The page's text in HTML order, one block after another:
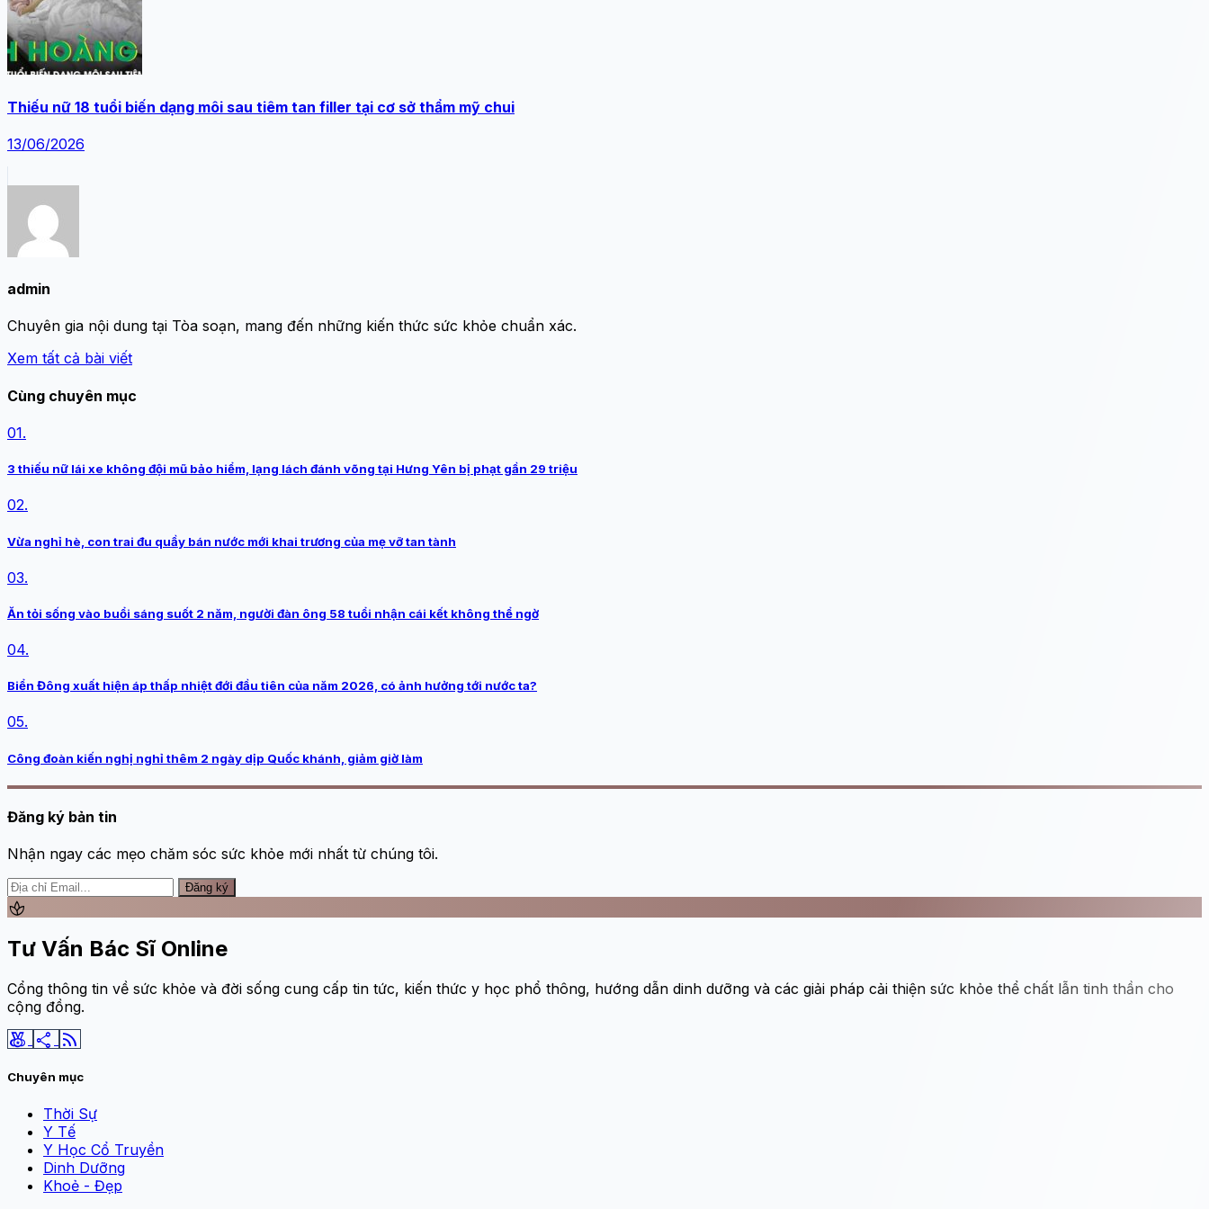
Thiếu nữ 18 tuổi biến dạng môi sau tiêm tan filler tại cơ sở thẩm mỹ chui
13/06/2026
admin
Chuyên gia nội dung tại Tòa soạn, mang đến những kiến thức sức khỏe chuẩn xác.
Xem tất cả bài viết
Cùng chuyên mục
01.
3 thiếu nữ lái xe không đội mũ bảo hiểm, lạng lách đánh võng tại Hưng Yên bị phạt gần 29 triệu
02.
Vừa nghỉ hè, con trai đu quầy bán nước mới khai trương của mẹ vỡ tan tành
03.
Ăn tỏi sống vào buổi sáng suốt 2 năm, người đàn ông 58 tuổi nhận cái kết không thể ngờ
04.
Biển Đông xuất hiện áp thấp nhiệt đới đầu tiên của năm 2026, có ảnh hưởng tới nước ta?
05.
Công đoàn kiến nghị nghỉ thêm 2 ngày dịp Quốc khánh, giảm giờ làm
Đăng ký bản tin
Nhận ngay các mẹo chăm sóc sức khỏe mới nhất từ chúng tôi.
Đăng ký
spa
Tư Vấn Bác Sĩ Online
Cổng thông tin về sức khỏe và đời sống cung cấp tin tức, kiến thức y học phổ thông, hướng dẫn dinh dưỡng và các giải pháp cải thiện sức khỏe thể chất lẫn tinh thần cho
cộng đồng.
social_leaderboard share rss_feed
Chuyên mục
Thời Sự
Y Tế
Y Học Cổ Truyền
Dinh Dưỡng
Khoẻ - Đẹp